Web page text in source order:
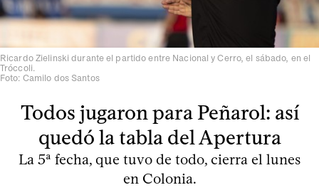
Ricardo Zielinski durante el partido entre Nacional y Cerro, el sábado, en el
Tróccoli.
Foto: Camilo dos Santos
Todos jugaron para Peñarol: así
quedó la tabla del Apertura
La 5ª fecha, que tuvo de todo, cierra el lunes
en Colonia.